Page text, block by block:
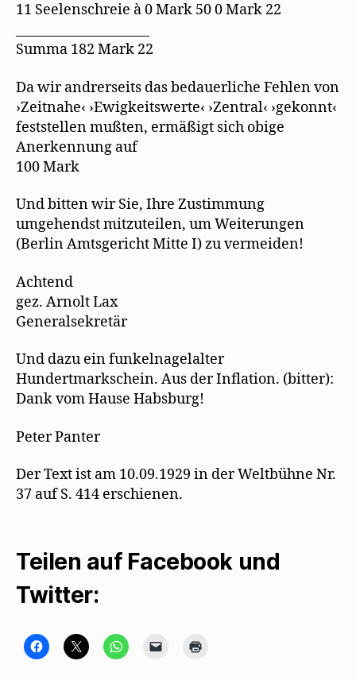
11 Seelenschreie à 0 Mark 50 0 Mark 22
Summa 182 Mark 22
Da wir andrerseits das bedauerliche Fehlen von
›Zeitnahe‹ ›Ewigkeitswerte‹ ›Zentral‹ ›gekonnt‹
feststellen mußten, ermäßigt sich obige
Anerkennung auf
100 Mark
Und bitten wir Sie, Ihre Zustimmung
umgehendst mitzuteilen, um Weiterungen
(Berlin Amtsgericht Mitte I) zu vermeiden!
Achtend
gez. Arnolt Lax
Generalsekretär
Und dazu ein funkelnagelalter
Hundertmarkschein. Aus der Inflation. (bitter):
Dank vom Hause Habsburg!
Peter Panter
Der Text ist am 10.09.1929 in der Weltbühne Nr.
37 auf S. 414 erschienen.
Teilen auf Facebook und
Twitter:
K
l
K
l
K
l